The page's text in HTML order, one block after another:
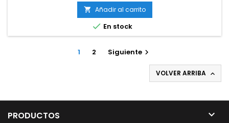
 Añadir al carrito
 En stock
1 2 Siguiente 
VOLVER ARRIBA 
PRODUCTOS 